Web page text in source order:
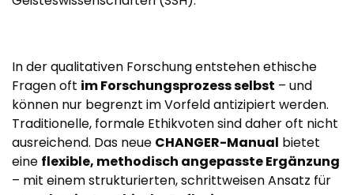
In der qualitativen Forschung entstehen ethische
Fragen oft im Forschungsprozess selbst – und
können nur begrenzt im Vorfeld antizipiert werden.
Traditionelle, formale Ethikvoten sind daher oft nicht
ausreichend. Das neue CHANGER-Manual bietet
eine flexible, methodisch angepasste Ergänzung
– mit einem strukturierten, schrittweisen Ansatz für